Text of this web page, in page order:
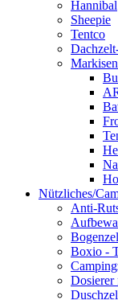
Hannibal
Sheepie
Tentco
Nützliches/
Anti-
Boxio -
Dosierer